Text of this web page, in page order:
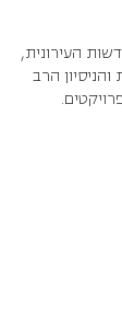
העירונית,
הרב